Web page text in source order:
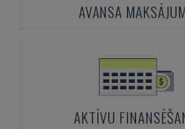
AVANSA
AKTĪVU